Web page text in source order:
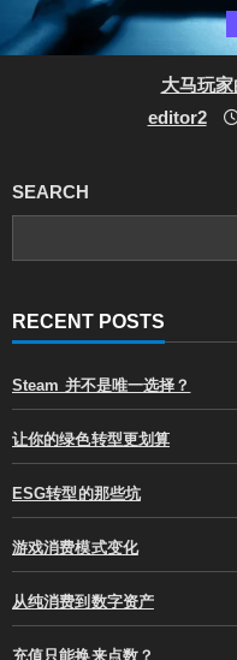
大马玩
editor2
SEARCH
SEARCH
RECENT POSTS
Steam 并不是唯一选择？
让你的绿色转型更划算
ESG转型的那些坑
游戏消费模式变化
从纯消费到数字资产
充值只能换来点数？